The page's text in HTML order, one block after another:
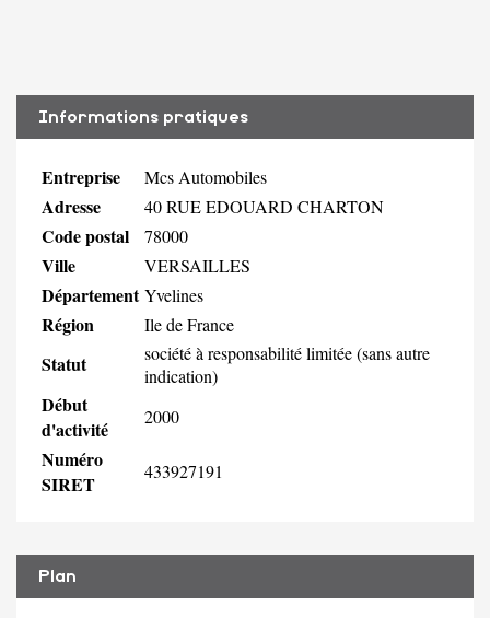
Informations pratiques
Entreprise Mcs Automobiles
Adresse 40 RUE EDOUARD CHARTON
Code postal 78000
Ville VERSAILLES
Département Yvelines
Région Ile de France
Statut
société à responsabilité limitée (sans autre
indication)
Début
d'activité
2000
Numéro
SIRET
433927191
Plan